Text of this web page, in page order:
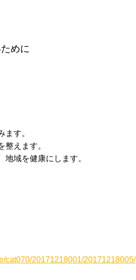
めに
ます。
えます。
域を健康にします。
cat070/20171218001/20171218005/